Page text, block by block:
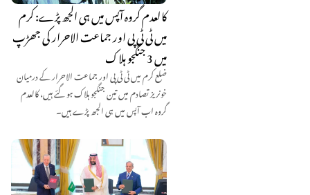
کالعدم گروہ آپس میں ہی الجھ پڑے: کرم
میں ٹی ٹی پی اور جماعت الاحرار کی جھڑپ
میں 3 جنگجو ہلاک
ضلع کرم میں ٹی ٹی پی اور جماعت الاحرار کے درمیان
خونریز تصادم میں تین جنگجو ہلاک ہو گئے ہیں، کالعدم
گروہ اب آپس میں ہی الجھ پڑے ہیں۔